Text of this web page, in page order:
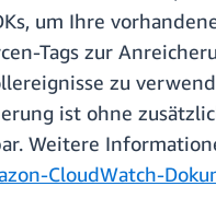
um Ihre
Tags zur
zu
ist ohne
Weitere
CloudWatch-